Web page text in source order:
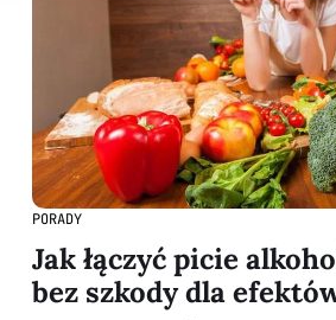
PORADY
Jak łączyć picie
bez szkody dla